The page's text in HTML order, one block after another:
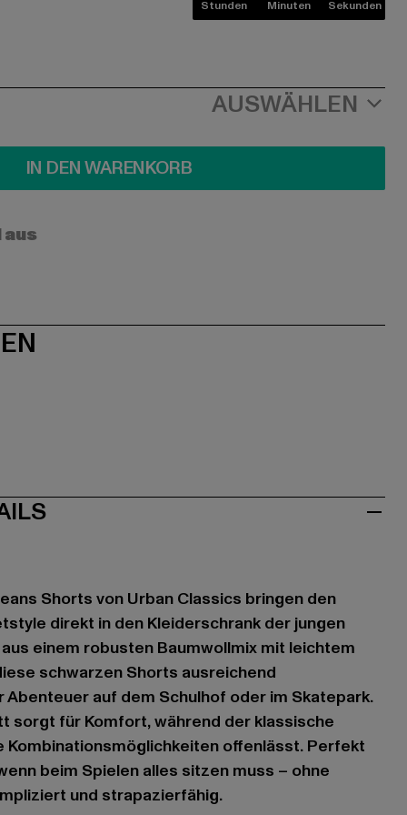
Stunden Minuten Sekunden
AUSWÄHLEN
IN DEN WARENKORB
Shorts von Urban Classics bringen den
direkt in den Kleiderschrank der jungen
einem robusten Baumwollmix mit leichtem
schwarzen Shorts ausreichend
auf dem Schulhof oder im Skatepark.
sorgt für Komfort, während der klassische
Kombinationsmöglichkeiten offenlässt. Perfekt
beim Spielen alles sitzen muss – ohne
und strapazierfähig.